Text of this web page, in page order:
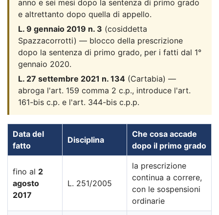
anno e sei mesi dopo la sentenza di primo grado
e altrettanto dopo quella di appello.
L. 9 gennaio 2019 n. 3 (cosiddetta
Spazzacorrotti) — blocco della prescrizione
dopo la sentenza di primo grado, per i fatti dal 1°
gennaio 2020.
L. 27 settembre 2021 n. 134 (Cartabia) —
abroga l'art. 159 comma 2 c.p., introduce l'art.
161-bis c.p. e l'art. 344-bis c.p.p.
Data del
fatto
Disciplina
Che cosa accade
dopo il primo grado
fino al 2
agosto
2017
L. 251/2005
la prescrizione
continua a correre,
con le sospensioni
ordinarie